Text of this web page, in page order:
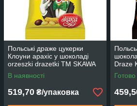
Польські драже цукерки
Клоуни арахіс у шоколаді
orzeszki drazetki ТМ SKAWA
70г 20шт упаковці
В наявності
519,70 ₴/упаковка
Draze
20шт в